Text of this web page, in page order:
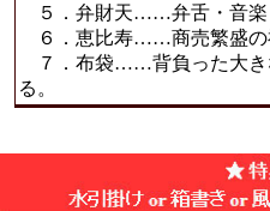
５．弁財天……弁舌・音楽
６．恵比寿……商売繁盛の
７．布袋……背負った大き
る。